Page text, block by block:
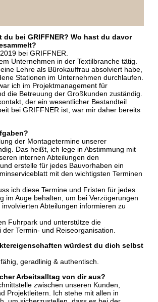
du bei GRIFFNER? Wo hast du davor
bei GRIFFNER.
Unternehmen in der Textilbranche tätig.
Lehre als Bürokauffrau absolviert habe,
Stationen im Unternehmen durchlaufen.
ich im Projektmanagement für
die Betreuung der Großkunden zuständig.
der ein wesentlicher Bestandteil
bei GRIFFNER ist, war mir daher bereits
der Montagetermine unserer
Das heißt, ich lege in Abstimmung mit
internen Abteilungen den
erstelle für jedes Bauvorhaben ein
mit den wichtigsten Terminen
ich diese Termine und Fristen für jedes
im Auge behalten, um bei Verzögerungen
Abteilungen informieren zu
Fuhrpark und unterstütze die
Termin- und Reiseorganisation.
würdest du dich selbst
geradlinig & authentisch.
Arbeitsalltag von dir aus?
zwischen unseren Kunden,
Projektleitern. Ich stehe mit allen in